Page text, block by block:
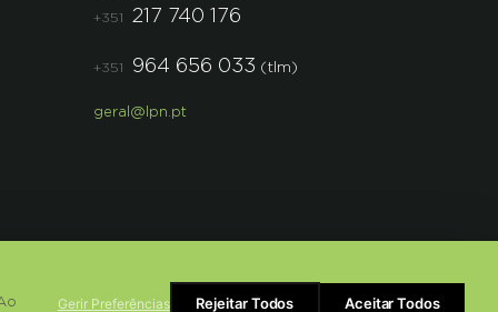
+351 217 740 176
+351 964 656 033 (tlm)
geral@lpn.pt
Powered bybluesoft.pt
Gerir Preferências Rejeitar Todos Aceitar Todos